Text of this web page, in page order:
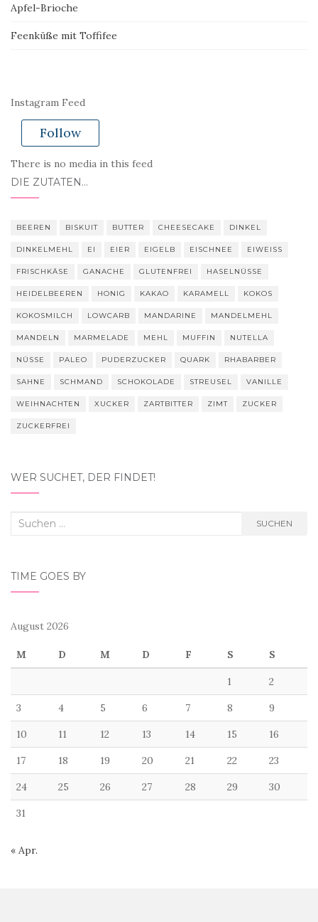
Apfel-Brioche
Feenküße mit Toffifee
Instagram Feed
Follow
There is no media in this feed
DIE ZUTATEN…
BEEREN BISKUIT BUTTER CHEESECAKE DINKEL
DINKELMEHL EI EIER EIGELB EISCHNEE EIWEISS
FRISCHKÄSE GANACHE GLUTENFREI HASELNÜSSE
HEIDELBEEREN HONIG KAKAO KARAMELL KOKOS
KOKOSMILCH LOWCARB MANDARINE MANDELMEHL
MANDELN MARMELADE MEHL MUFFIN NUTELLA
NÜSSE PALEO PUDERZUCKER QUARK RHABARBER
SAHNE SCHMAND SCHOKOLADE STREUSEL VANILLE
WEIHNACHTEN XUCKER ZARTBITTER ZIMT ZUCKER
ZUCKERFREI
WER SUCHET, DER FINDET!
Suchen
SUCHEN
TIME GOES BY
August 2026
M D M D F S S
1 2
3 4 5 6 7 8 9
10 11 12 13 14 15 16
17 18 19 20 21 22 23
24 25 26 27 28 29 30
31
« Apr.